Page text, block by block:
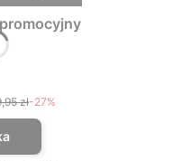
zł-27%